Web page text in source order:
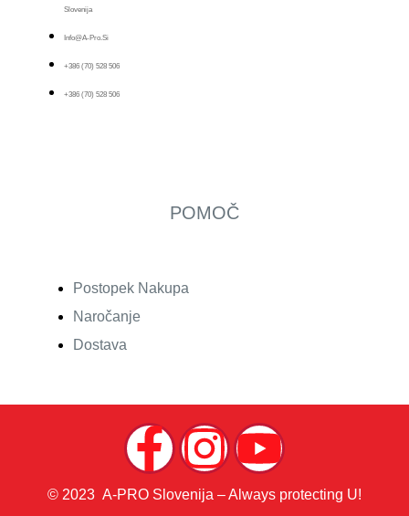
Slovenija
Info@a-Pro.si
+386 (70) 528 506
+386 (70) 528 506
POMOČ
Postopek Nakupa
Naročanje
Dostava
© 2023 A-PRO Slovenija – Always protecting U!